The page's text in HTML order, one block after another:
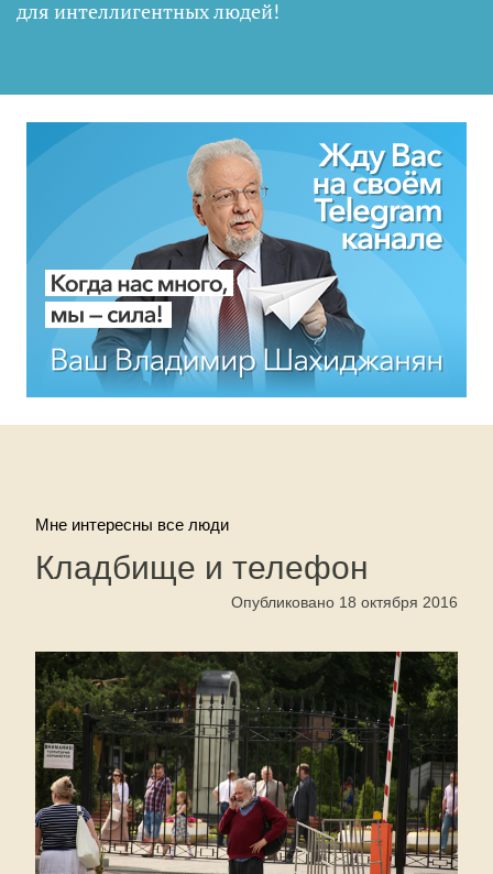
для интеллигентных людей!
Мне интересны все люди
Кладбище и телефон
Опубликовано 18 октября 2016